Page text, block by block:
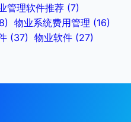
管理软件推荐 (7)
物业系统费用管理 (16)
(37) 物业软件 (27)